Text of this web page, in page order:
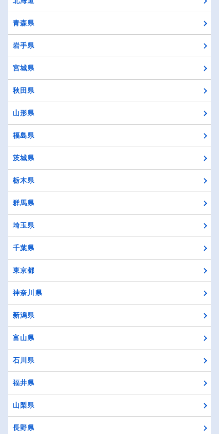
青森県
岩手県
宮城県
秋田県
山形県
福島県
茨城県
栃木県
群馬県
埼玉県
千葉県
東京都
神奈川県
新潟県
富山県
石川県
福井県
山梨県
長野県